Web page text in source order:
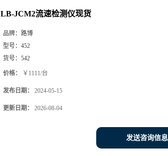
LB-JCM2流速检测仪现货
品牌： 路博
型号： 452
货号： 542
价格： ￥1111/台
发布日期： 2024-05-15
更新日期： 2026-08-04
发送咨询信息